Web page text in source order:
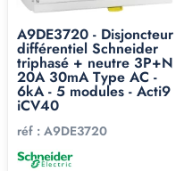
A9DE3720 - Disjoncteur
différentiel Schneider
triphasé + neutre 3P+N
20A 30mA Type AC -
6kA - 5 modules - Acti9
iCV40
réf : A9DE3720